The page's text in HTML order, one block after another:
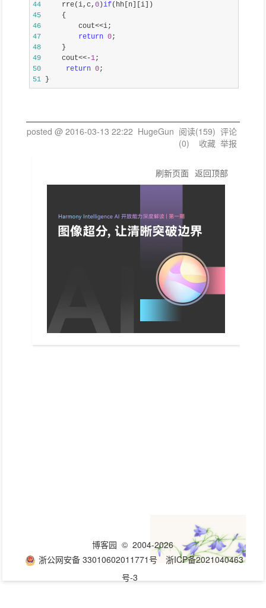
44
     rre(i,c,
0)if
45
46
         cout<<
47
return 0
48
49
     cout<<-
1
50
return 0
51 }
posted @2016-03-13 22:22 HugeGun 阅读(159) 评论
(0) 收藏 举报
刷新页面 返回顶部
博客园 © 2004-2026
浙公网安备 33010602011771号
浙ICP备2021040463
号-3